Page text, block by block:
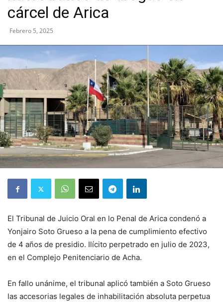
cárcel de Arica
Febrero 5, 2025
El Tribunal de Juicio Oral en lo Penal de Arica condenó a
Yonjairo Soto Grueso a la pena de cumplimiento efectivo
de 4 años de presidio. Ilícito perpetrado en julio de 2023,
en el Complejo Penitenciario de Acha.
En fallo unánime, el tribunal aplicó también a Soto Grueso
las accesorias legales de inhabilitación absoluta perpetua